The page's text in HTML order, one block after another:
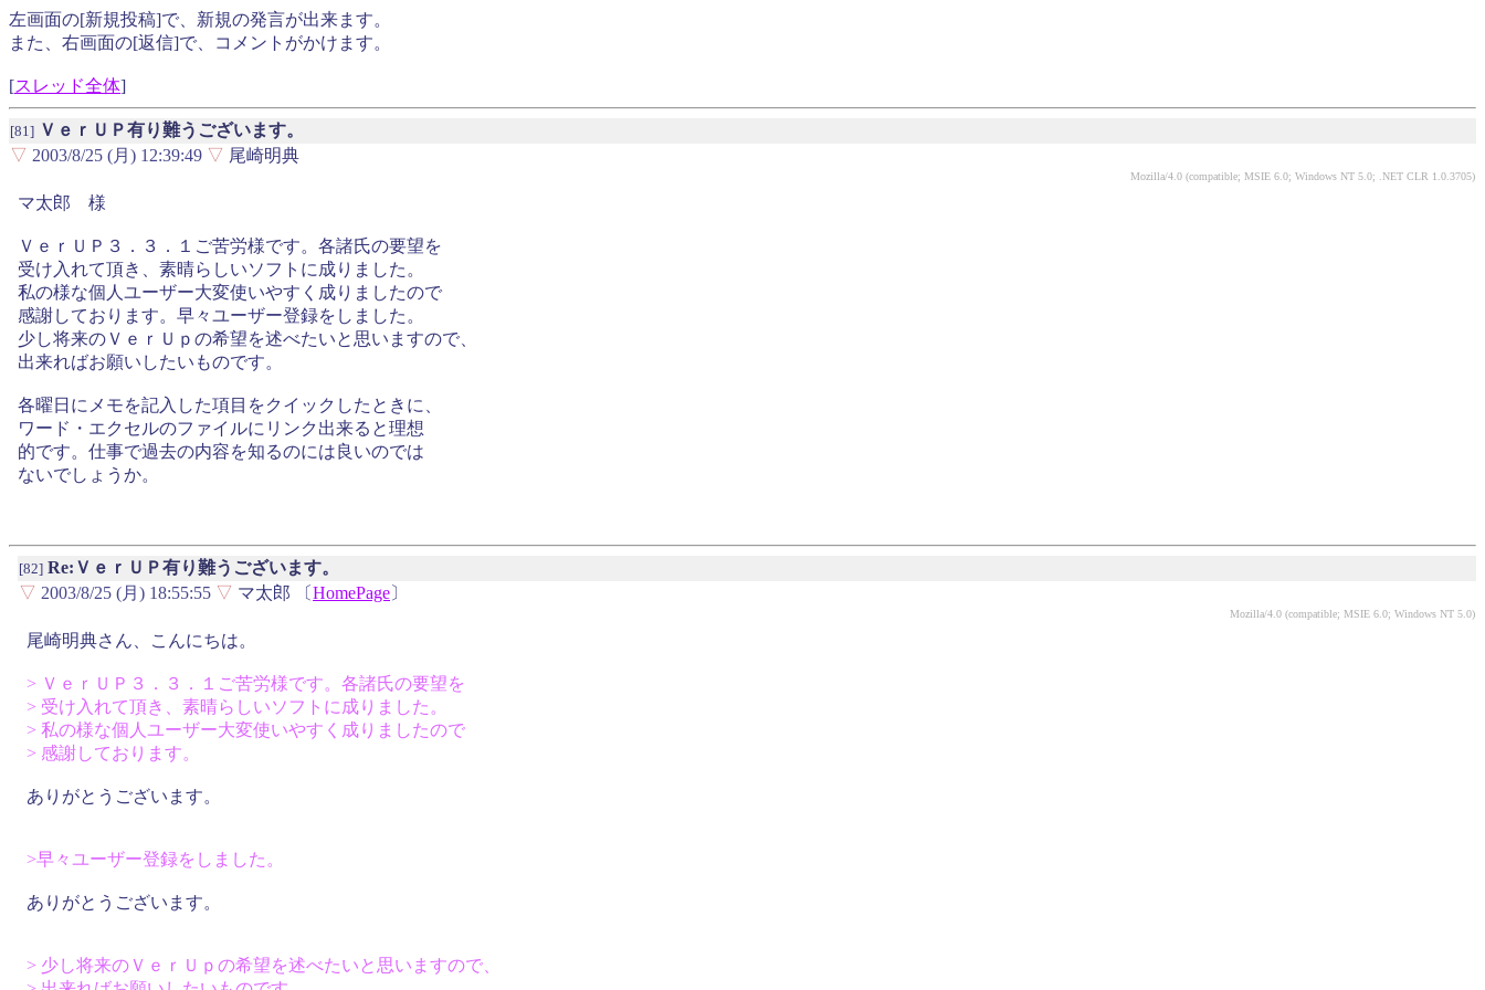
左画面の[新規投稿]で、新規の発言が出来ます。
また、右画面の[返信]で、コメントがかけます。
[スレッド全体]
[81] ＶｅｒＵＰ有り難うございます。
▽ 2003/8/25 (月) 12:39:49 ▽ 尾崎明典
Mozilla/4.0 (compatible; MSIE 6.0; Windows NT 5.0; .NET CLR 1.0.3705)
マ太郎 様
ＶｅｒＵＰ３．３．１ご苦労様です。各諸氏の要望を
受け入れて頂き、素晴らしいソフトに成りました。
私の様な個人ユーザー大変使いやすく成りましたので
感謝しております。早々ユーザー登録をしました。
少し将来のＶｅｒＵｐの希望を述べたいと思いますので、
出来ればお願いしたいものです。
各曜日にメモを記入した項目をクイックしたときに、
ワード・エクセルのファイルにリンク出来ると理想
的です。仕事で過去の内容を知るのには良いのでは
ないでしょうか。
[82] Re:ＶｅｒＵＰ有り難うございます。
▽ 2003/8/25 (月) 18:55:55 ▽ マ太郎 〔HomePage〕
Mozilla/4.0 (compatible; MSIE 6.0; Windows NT 5.0)
尾崎明典さん、こんにちは。
> ＶｅｒＵＰ３．３．１ご苦労様です。各諸氏の要望を
> 受け入れて頂き、素晴らしいソフトに成りました。
> 私の様な個人ユーザー大変使いやすく成りましたので
> 感謝しております。
ありがとうございます。
>早々ユーザー登録をしました。
ありがとうございます。
> 少し将来のＶｅｒＵｐの希望を述べたいと思いますので、